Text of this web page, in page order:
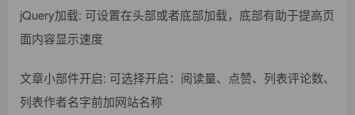
jQuery加载: 可设置在头部或者底部加载，底部有助于提高页
面内容显示速度
文章小部件开启: 可选择开启：阅读量、点赞、列表评论数、
列表作者名字前加网站名称